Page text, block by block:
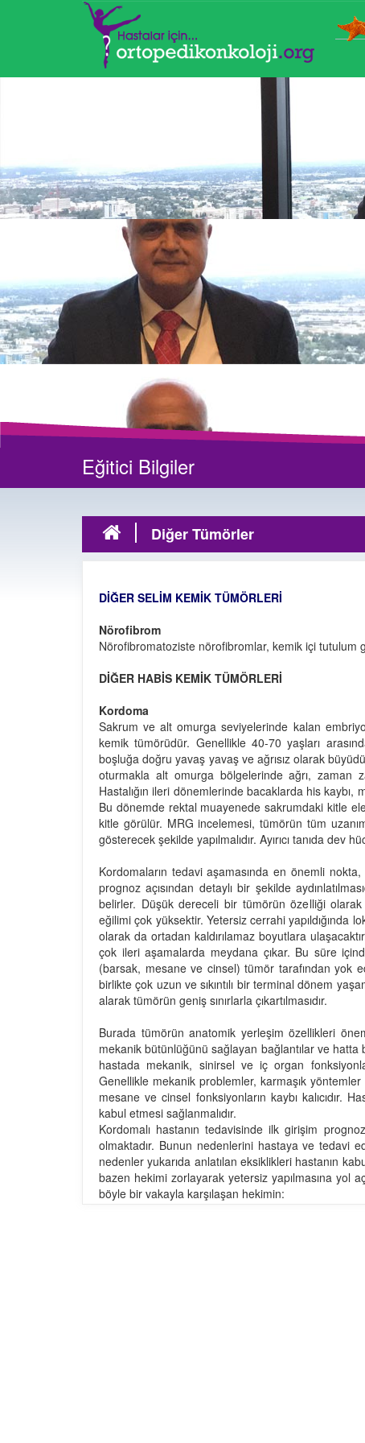
Eğitici Bilgiler
Diğer Tümörler
DİĞER SELİM KEMİK TÜMÖRLERİ
Nörofibrom
Nörofibromatoziste nörofibromlar, kemik içi tutulum
DİĞER HABİS KEMİK TÜMÖRLERİ
Kordoma
Sakrum ve alt omurga seviyelerinde kalan
kemik tümörüdür. Genellikle 40-70 yaşları
boşluğa doğru yavaş yavaş ve ağrısız olarak
oturmakla alt omurga bölgelerinde ağrı, zaman
Hastalığın ileri dönemlerinde bacaklarda his
Bu dönemde rektal muayenede sakrumdaki kitle
kitle görülür. MRG incelemesi, tümörün tüm
gösterecek şekilde yapılmalıdır. Ayırıcı tanıda
Kordomaların tedavi aşamasında en önemli
prognoz açısından detaylı bir şekilde
belirler. Düşük dereceli bir tümörün özelliği
eğilimi çok yüksektir. Yetersiz cerrahi yapıldığında
olarak da ortadan kaldırılamaz boyutlara
çok ileri aşamalarda meydana çıkar. Bu süre
(barsak, mesane ve cinsel) tümör tarafından yok
birlikte çok uzun ve sıkıntılı bir terminal dönem
alarak tümörün geniş sınırlarla çıkartılmasıdır.
Burada tümörün anatomik yerleşim özellikleri
mekanik bütünlüğünü sağlayan bağlantılar ve
hastada mekanik, sinirsel ve iç organ
Genellikle mekanik problemler, karmaşık
mesane ve cinsel fonksiyonların kaybı kalıcıdır.
kabul etmesi sağlanmalıdır.
Kordomalı hastanın tedavisinde ilk girişim
olmaktadır. Bunun nedenlerini hastaya ve tedavi
nedenler yukarıda anlatılan eksiklikleri hastanın
bazen hekimi zorlayarak yetersiz yapılmasına yol
böyle bir vakayla karşılaşan hekimin: